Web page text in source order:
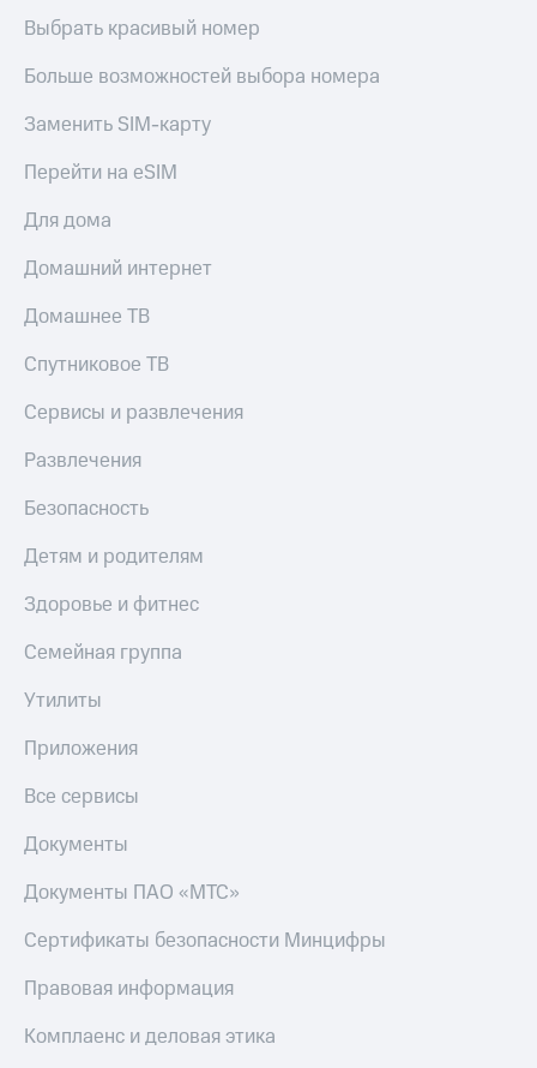
Выбрать красивый номер
Больше возможностей выбора номера
Заменить SIM-карту
Перейти на eSIM
Для дома
Домашний интернет
Домашнее ТВ
Спутниковое ТВ
Сервисы и развлечения
Развлечения
Безопасность
Детям и родителям
Здоровье и фитнес
Семейная группа
Утилиты
Приложения
Все сервисы
Документы
Документы ПАО «МТС»
Сертификаты безопасности Минцифры
Правовая информация
Комплаенс и деловая этика